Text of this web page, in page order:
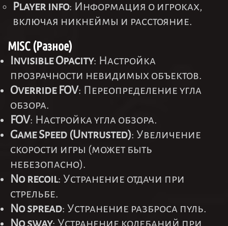
Player info: Информация о игроках,
включая никнеймы и расстояние.
MISC (Разное)
Invisible Opacity: Настройка
прозрачности невидимых объектов.
Override FOV: Переопределение угла
обзора.
FOV: Настройка угла обзора.
Game Speed (Untrusted): Увеличение
скорости игры (может быть
небезопасно).
No recoil: Устранение отдачи при
стрельбе.
No spread: Устранение разброса пуль.
No sway: Устранение колебаний при